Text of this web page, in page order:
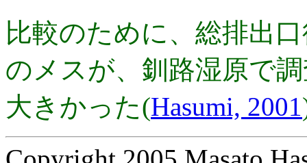
比較のために、総排出
のメスが、釧路湿原で
大きかった(Hasumi, 2001